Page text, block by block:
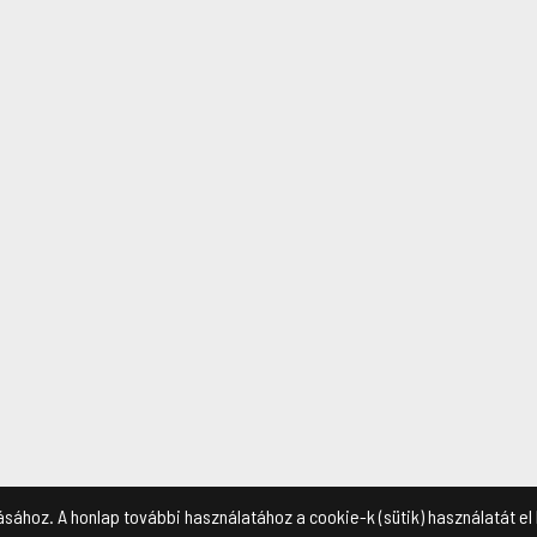
A honlap további használatához a cookie-k (sütik) használatát